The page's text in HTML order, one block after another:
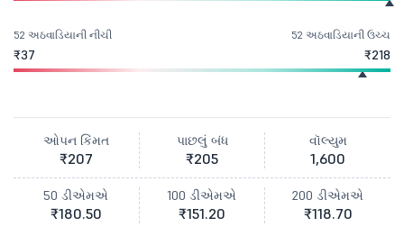
52 અઠવાડિયાની નીચી
₹37
52 અઠવાડિયાની ઉચ્ચ
₹218
ઓપન કિંમત
₹207
પાછલું બંધ
₹205
વૉલ્યુમ
1,600
50 ડીએમએ
₹180.50
100 ડીએમએ
₹151.20
200 ડીએમએ
₹118.70